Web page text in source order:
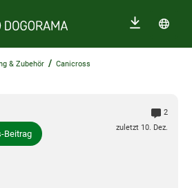
& Zubehör / Canicross
Beitrag
2
zuletzt 10. Dez.